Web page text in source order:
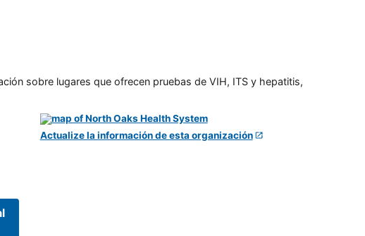
sobre lugares que ofrecen pruebas de VIH, ITS y hepatitis,
Actualize la información de esta organización